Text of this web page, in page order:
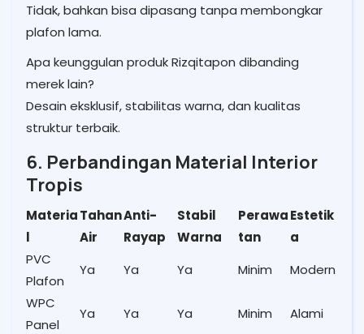
Tidak, bahkan bisa dipasang tanpa membongkar
plafon lama.
Apa keunggulan produk Rizqitapon dibanding
merek lain?
Desain eksklusif, stabilitas warna, dan kualitas
struktur terbaik.
6. Perbandingan Material Interior
Tropis
Materia
l
Tahan
Air
Anti-
Rayap
Stabil
Warna
Perawa
tan
Estetik
a
PVC
Plafon
Ya Ya Ya Minim
Modern
WPC
Panel
Ya Ya Ya Minim
Alami